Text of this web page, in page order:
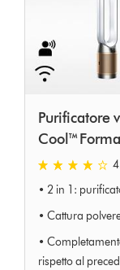
Purificatore
Cool™
4.1 stelle su 5 da
• 2 in 1:
• Cattura
•
rispetto al